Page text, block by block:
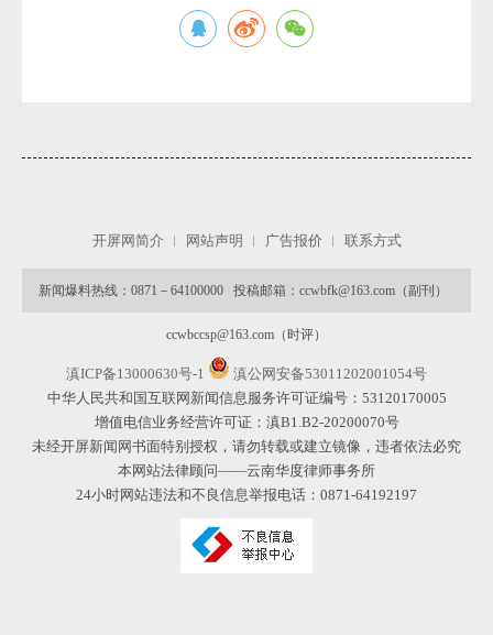
开屏网简介 网站声明 广告报价 联系方式
新闻爆料热线：0871－64100000 投稿邮箱：ccwbfk@163.com（副刊）
ccwbccsp@163.com（时评）
滇ICP备13000630号-1
滇公网安备53011202001054号
中华人民共和国互联网新闻信息服务许可证编号：53120170005
增值电信业务经营许可证：滇B1.B2-20200070号
未经开屏新闻网书面特别授权，请勿转载或建立镜像，违者依法必究
本网站法律顾问——云南华度律师事务所
24小时网站违法和不良信息举报电话：0871-64192197